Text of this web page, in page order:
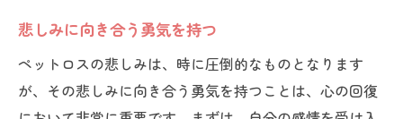
悲しみに向き合う勇気を持つ
ペットロスの悲しみは、時に圧倒的なものとなります
が、その悲しみに向き合う勇気を持つことは、心の回復